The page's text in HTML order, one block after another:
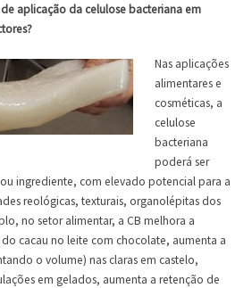
aplicação da celulose bacteriana em
Nas aplicações
alimentares e
cosméticas, a
celulose
bacteriana
poderá ser
ingrediente, com elevado potencial para a
reológicas, texturais, organolépitas dos
no setor alimentar, a CB melhora a
cacau no leite com chocolate, aumenta a
o volume) nas claras em castelo,
em gelados, aumenta a retenção de